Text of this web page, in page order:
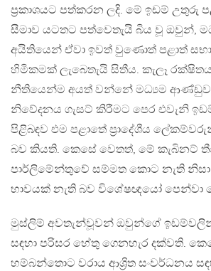
ප්‍රකාශයට පත්කරන ලදි. මේ ඉඩම් උතුරු
සීමාව යටතට පත්වෙතැයි බිය වූ ඔවුන්,
අයිතියෙන් ඒවා ඉවත් වුණොත් පළාත්
හිමිකමක් ලැබෙතැයි සිතීය. කැලෑ
නීතියෙන්ම අයත් වන්නේ මධ්‍යම
නිවේදනය ගැසට් කිරීමට පෙර එවැනි
පිළිබඳව එම පළාතේ ප්‍රාදේශීය
බව කියති. කෙසේ වෙතත්, මේ කැබිනට්
පාර්ලිමේන්තුවේ සම්මත කොට නැති
භාවයක් නැති බව විශේෂඥයෝ පෙන්වා
මුස්ලිම් අවතැන්වූවන් ඔවුන්ගේ
සඳහා පරිසර හේතු ගෙනහැර දක්වති.
හම්බන්තොට වරාය ආශ්‍රිත සංවර්ධනය